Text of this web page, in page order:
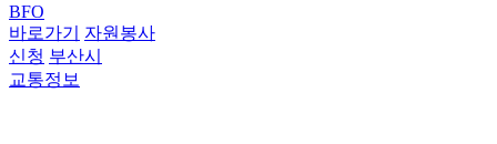
BFO
바로가기
자원봉사
신청 부산시
교통정보